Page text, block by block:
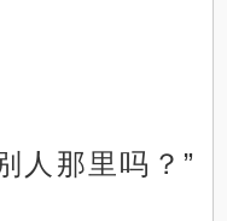
人那里吗？”